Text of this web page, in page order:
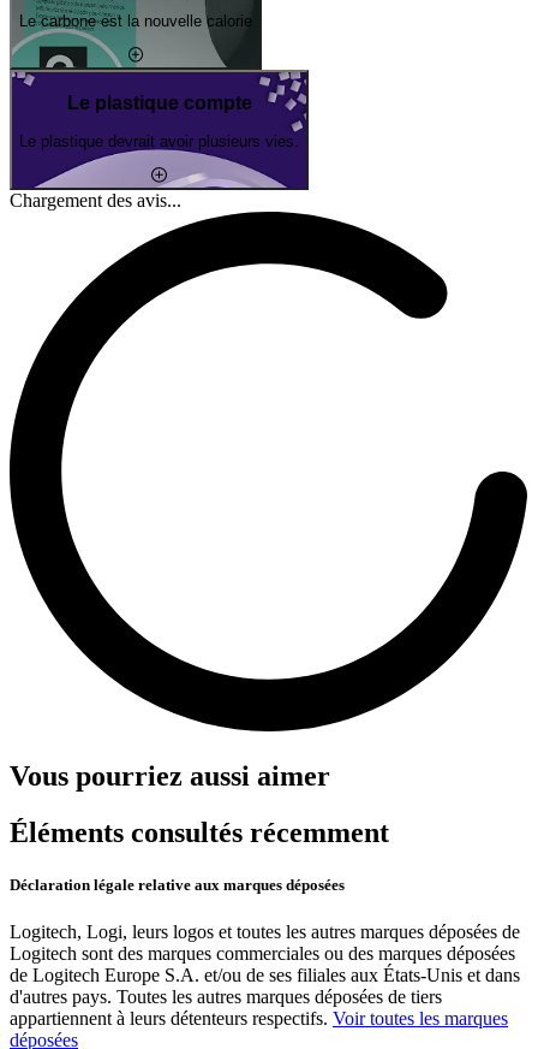
Le carbone est la nouvelle calorie
Le plastique compte
Le plastique devrait avoir plusieurs vies.
Chargement des avis...
Vous pourriez aussi aimer
Éléments consultés récemment
Déclaration légale relative aux marques déposées
Logitech, Logi, leurs logos et toutes les autres marques déposées de
Logitech sont des marques commerciales ou des marques déposées
de Logitech Europe S.A. et/ou de ses filiales aux États-Unis et dans
d'autres pays. Toutes les autres marques déposées de tiers
appartiennent à leurs détenteurs respectifs. Voir toutes les marques
déposées